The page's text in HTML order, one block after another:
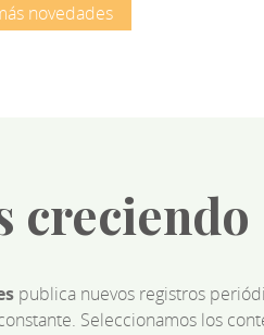
novedades
creciendo
publica nuevos registros
Seleccionamos los